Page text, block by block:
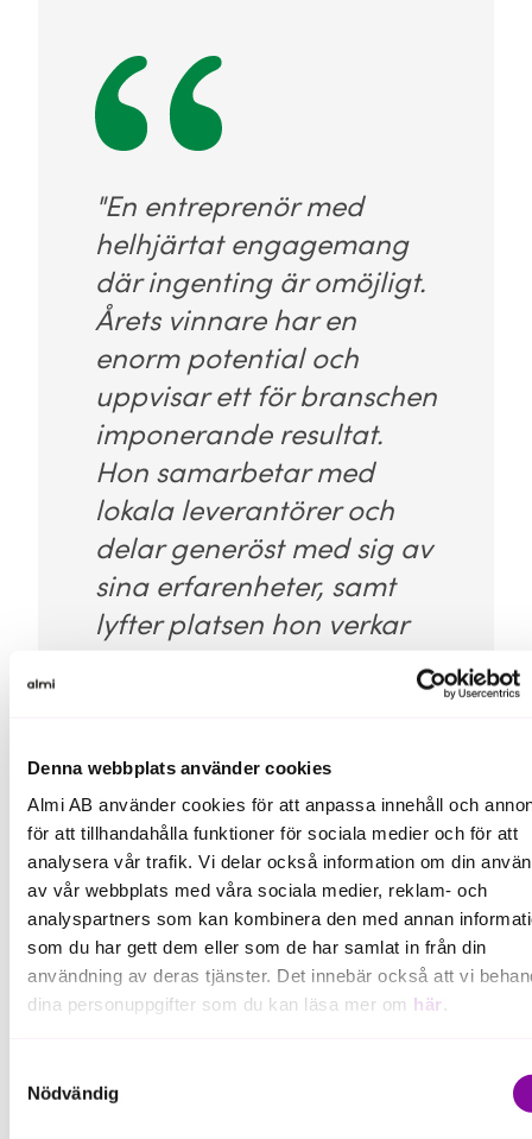
Denna webbplats använder cookies
Almi AB använder cookies för att anpassa innehåll och
för att tillhandahålla funktioner för sociala medier och för att
analysera vår trafik. Vi delar också information om din
av vår webbplats med våra sociala medier, reklam- och
analyspartners som kan kombinera den med annan
som du har gett dem eller som de har samlat in från din
användning av deras tjänster. Det innebär också att vi
dina personuppgifter som du kan läsa mer om här .
delning av information enligt ovan, inte att ske, förutom för
som är nödvändiga för att hemsidan ska fungera se mer
Nödvändig
"En entreprenör med
helhjärtat engagemang
där ingenting är omöjligt.
Årets vinnare har en
enorm potential och
uppvisar ett för branschen
imponerande resultat.
Hon samarbetar med
lokala leverantörer och
delar generöst med sig av
sina erfarenheter, samt
lyfter platsen hon verkar
drömmer om att starta
eget."
Motivering av Årets unga entreprenör,